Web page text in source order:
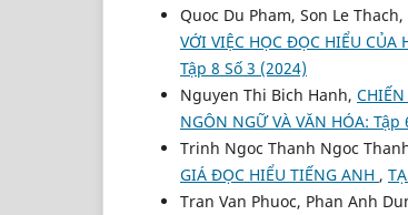
Quoc Du Pham, Son Le
VỚI VIỆC HỌC ĐỌC HIỂU CỦA
Tập 8 Số 3 (2024)
Nguyen Thi Bich Hanh,
NGÔN NGỮ VÀ VĂN HÓA: Tập
Trinh Ngoc Thanh Ngoc
GIÁ ĐỌC HIỂU TIẾNG ANH ,
Tran Van Phuoc, Phan Anh